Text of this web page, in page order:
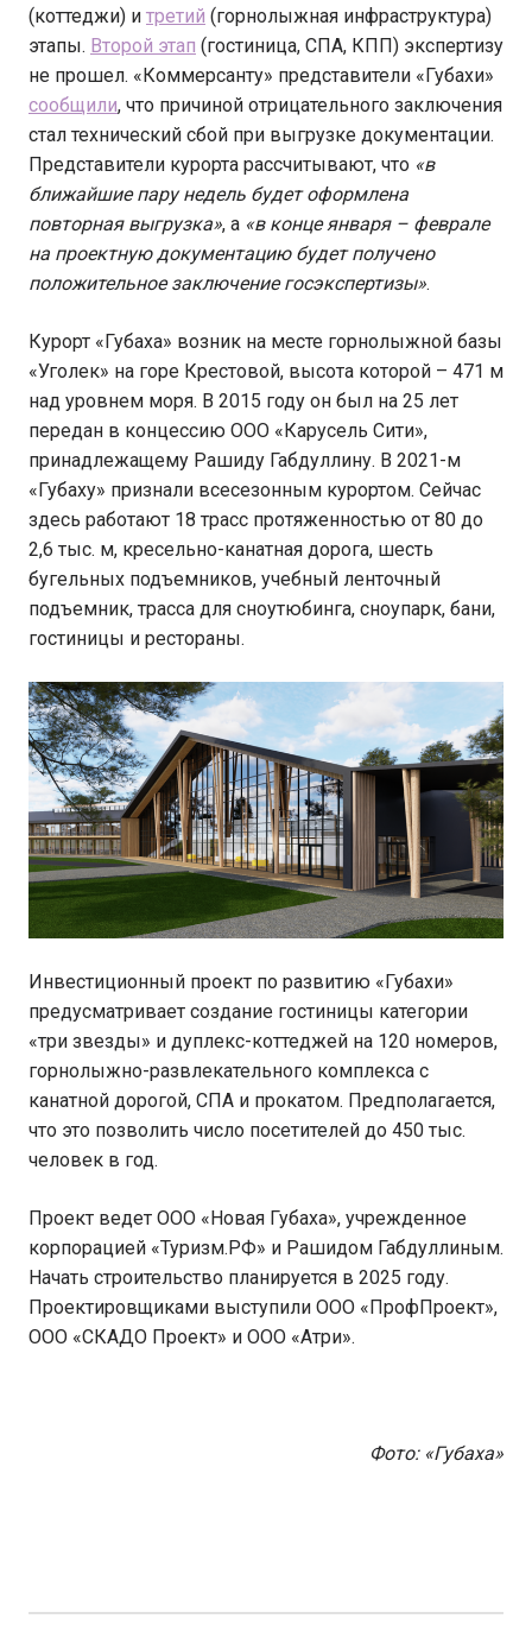
(коттеджи) и третий (горнолыжная инфраструктура)
этапы. Второй этап (гостиница, СПА, КПП) экспертизу
не прошел. «Коммерсанту» представители «Губахи»
сообщили, что причиной отрицательного заключения
стал технический сбой при выгрузке документации.
Представители курорта рассчитывают, что «в
ближайшие пару недель будет оформлена
повторная выгрузка», а «в конце января – феврале
на проектную документацию будет получено
положительное заключение госэкспертизы».
Курорт «Губаха» возник на месте горнолыжной базы
«Уголек» на горе Крестовой, высота которой – 471 м
над уровнем моря. В 2015 году он был на 25 лет
передан в концессию ООО «Карусель Сити»,
принадлежащему Рашиду Габдуллину. В 2021-м
«Губаху» признали всесезонным курортом. Сейчас
здесь работают 18 трасс протяженностью от 80 до
2,6 тыс. м, кресельно-канатная дорога, шесть
бугельных подъемников, учебный ленточный
подъемник, трасса для сноутюбинга, сноупарк, бани,
гостиницы и рестораны.
Инвестиционный проект по развитию «Губахи»
предусматривает создание гостиницы категории
«три звезды» и дуплекс-коттеджей на 120 номеров,
горнолыжно-развлекательного комплекса с
канатной дорогой, СПА и прокатом. Предполагается,
что это позволить число посетителей до 450 тыс.
человек в год.
Проект ведет ООО «Новая Губаха», учрежденное
корпорацией «Туризм.РФ» и Рашидом Габдуллиным.
Начать строительство планируется в 2025 году.
Проектировщиками выступили ООО «ПрофПроект»,
ООО «СКАДО Проект» и ООО «Атри».
Фото: «Губаха»